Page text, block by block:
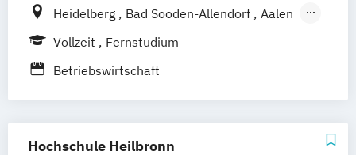
Heidelberg Bad Sooden-Allendorf
Aalen
Baden-Baden
Berlin
Heilbronn
Kassel
München Bochum Kaiserslautern
Wiesbaden Regenstauf Dresden
Hoyerswerda Magdeburg
Vollzeit
Fernstudium
Betriebswirtschaft
Hochschule Heilbronn